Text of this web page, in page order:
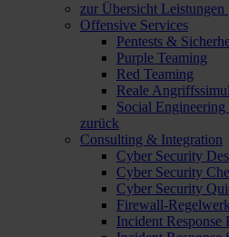
zur Übersicht Leistungen
Offensive Services
Pentests &
Purple Teaming
Red Teaming
Reale
Social
zurück
Consulting & Integration
Cyber Security
Cyber Security
Cyber Security
Firewall-
Incident Response